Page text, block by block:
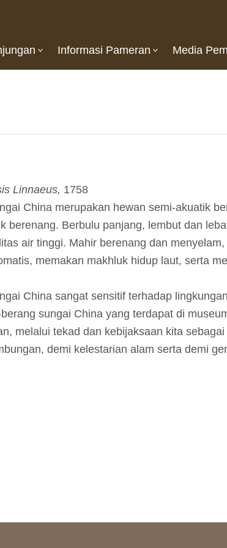
Informasi Pameran Media
Linnaeus, 1758
China merupakan hewan semi-akuatik
berenang. Berbulu panjang, lembut dan
air tinggi. Mahir berenang dan
memakan makhluk hidup laut, serta
China sangat sensitif terhadap
sungai China yang terdapat di
melalui tekad dan kebijaksaan kita
demi kelestarian alam serta demi